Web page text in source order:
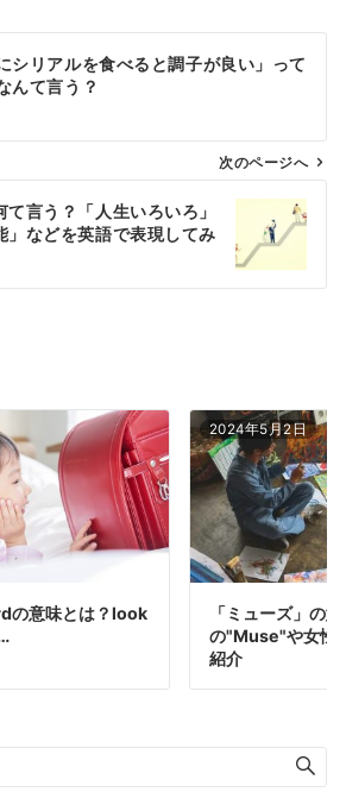
シリアルを食べると調子が良い」って
んて言う？
次のページへ
て言う？「人生いろいろ」
」などを英語で表現してみ
意味とは？look
2024年5月2日
「ミューズ」の
の"Muse"や女性
紹介